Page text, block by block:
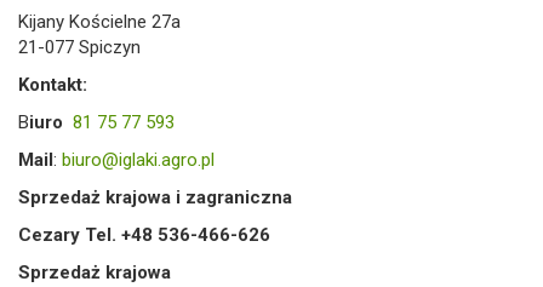
Kijany Kościelne 27a
21-077 Spiczyn
Kontakt:
Biuro 81 75 77 593
Mail : biuro@iglaki.agro.pl
Sprzedaż krajowa i zagraniczna
Cezary Tel. +48 536-466-626
Sprzedaż krajowa